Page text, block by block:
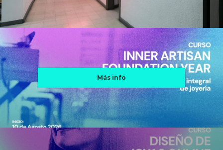
Más info